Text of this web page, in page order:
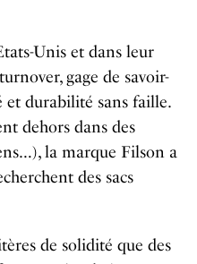
Unis et dans leur
gage de savoir-
durabilité sans faille.
dehors dans des
la marque Filson a
des sacs
de solidité que des